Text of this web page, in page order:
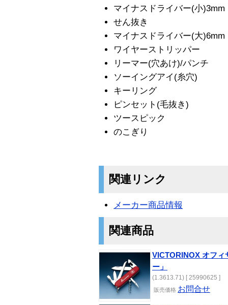
マイナスドライバー(小)3mm
せん抜き
マイナスドライバー(大)6mm
ワイヤーストリッパー
リーマー(穴あけ)/パンチ
ソーイングアイ(糸穴)
キーリング
ピンセット(毛抜き)
ツースピック
のこぎり
関連リンク
メーカー商品情報
関連商品
VICTORINOX オフィ
ー」
(1.3613.71) [ 25990625 ]
販売価格 お問合せ